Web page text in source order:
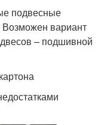
подвесные
вариант
– подшивной